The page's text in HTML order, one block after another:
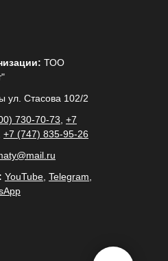
ТОО
ул. Стасова 102/2
730-70-73, +7
+7 (747) 835-95-26
YouTube, Telegram,